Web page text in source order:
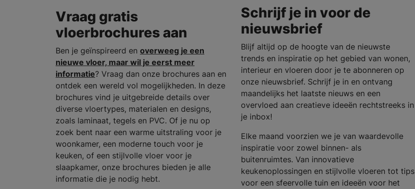
Vraag gratis
vloerbrochures aan
Ben je geïnspireerd en overweeg je een
nieuwe vloer, maar wil je eerst meer
informatie? Vraag dan onze brochures aan en
ontdek een wereld vol mogelijkheden. In deze
brochures vind je uitgebreide details over
diverse vloertypes, materialen en designs,
zoals laminaat, tegels en PVC. Of je nu op
zoek bent naar een warme uitstraling voor je
woonkamer, een moderne touch voor je
keuken, of een stijlvolle vloer voor je
slaapkamer, onze brochures bieden je alle
informatie die je nodig hebt.
Schrijf je in voor de
nieuwsbrief
Blijf altijd op de hoogte van de nieuwste
trends en inspiratie op het gebied van wonen,
interieur en vloeren door je te abonneren op
onze nieuwsbrief. Schrijf je in en ontvang
maandelijks het laatste nieuws en een
overvloed aan creatieve ideeën rechtstreeks in
je inbox!
Elke maand voorzien we je van waardevolle
inspiratie voor zowel binnen- als
buitenruimtes. Van innovatieve
keukenoplossingen en stijlvolle vloeren tot tips
voor een sfeervolle tuin en ideeën voor het